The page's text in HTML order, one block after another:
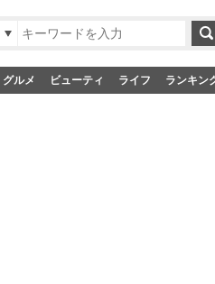
グルメ ビューティ ライフ ランキン